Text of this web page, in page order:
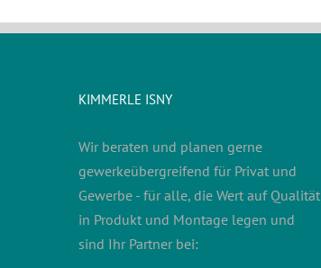
KIMMERLE ISNY
Wir beraten und planen gerne
gewerkeübergreifend für Privat und
Gewerbe - für alle, die Wert auf Qualität
in Produkt und Montage legen und
sind Ihr Partner bei: